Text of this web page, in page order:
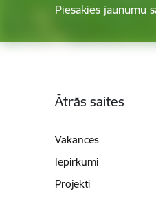
Piesakies jaunumu
Ātrās saites
Vakances
Iepirkumi
Projekti